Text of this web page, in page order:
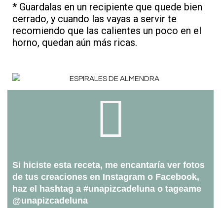
* Guardalas en un recipiente que quede bien
cerrado, y cuando las vayas a servir te
recomiendo que las calientes un poco en el
horno, quedan aún más ricas.
Si hiciste esta receta, me encantaría ver fotos
de tus creaciones en Instagram o Facebook,
haz el hashtag a #unapizcadeluna o tageame
@unapizcadeluna